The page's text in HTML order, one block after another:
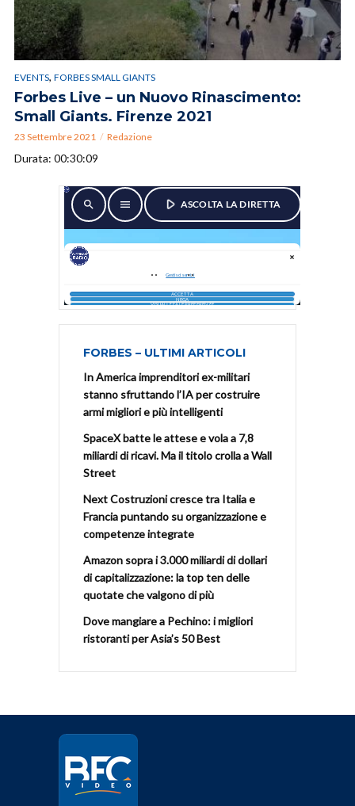
EVENTS, FORBES SMALL GIANTS
Forbes Live – un Nuovo Rinascimento:
Small Giants. Firenze 2021
23 Settembre 2021 Redazione
Durata: 00:30:09
FORBES – ULTIMI ARTICOLI
In America imprenditori ex-militari
stanno sfruttando l’IA per costruire
armi migliori e più intelligenti
SpaceX batte le attese e vola a 7,8
miliardi di ricavi. Ma il titolo crolla a Wall
Street
Next Costruzioni cresce tra Italia e
Francia puntando su organizzazione e
competenze integrate
Amazon sopra i 3.000 miliardi di dollari
di capitalizzazione: la top ten delle
quotate che valgono di più
Dove mangiare a Pechino: i migliori
ristoranti per Asia’s 50 Best